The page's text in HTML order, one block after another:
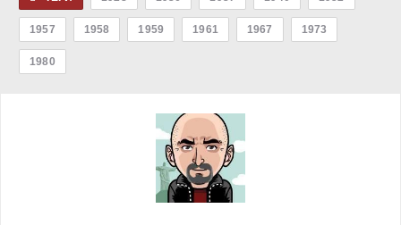
1957 1958 1959 1961 1967 1973
1980